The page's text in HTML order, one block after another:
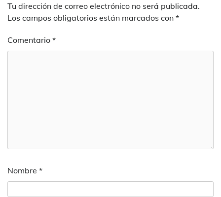
Tu dirección de correo electrónico no será publicada.
Los campos obligatorios están marcados con *
Comentario *
Nombre *